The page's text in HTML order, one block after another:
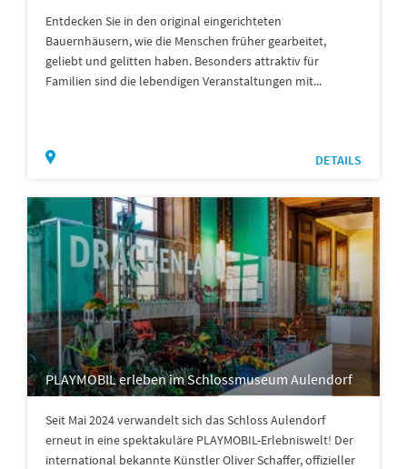
Entdecken Sie in den original eingerichteten
Bauernhäusern, wie die Menschen früher gearbeitet,
geliebt und gelitten haben. Besonders attraktiv für
Familien sind die lebendigen Veranstaltungen mit...
DETAILS
PLAYMOBIL erleben im Schlossmuseum Aulendorf
Seit Mai 2024 verwandelt sich das Schloss Aulendorf
erneut in eine spektakuläre PLAYMOBIL-Erlebniswelt! Der
international bekannte Künstler Oliver Schaffer, offizieller